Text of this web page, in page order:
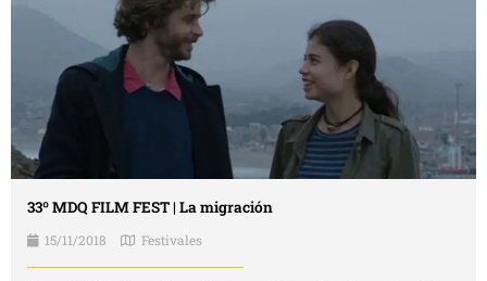
33º MDQ FILM FEST | La migración
15/11/2018 Festivales